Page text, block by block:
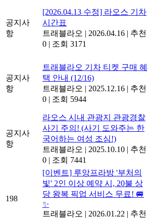
공지사
항
[2026.04.13 수정] 라오스 기차
시간표
트래블라오 | 2026.04.16 | 추천
0 | 조회 3171
공지사
항
트래블라오 기차 티켓 구매 혜
택 안내 (12/16)
트래블라오 | 2025.12.16 | 추천
0 | 조회 5944
공지사
항
라오스 시내 관광지 관광경찰
사기 주의! (사기 도와주는 한
국어하는 여성 조심!)
트래블라오 | 2025.10.10 | 추천
0 | 조회 7441
198
[이벤트] 루앙프라방 '부처의
빛' 2인 이상 예약 시, 20불 상
당 왕복 픽업 서비스 무료! 🚐
✨
트래블라오 | 2026.01.22 | 추천